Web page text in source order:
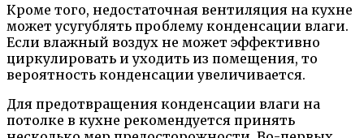
Кроме того, недостаточная вентиляция на кухне
может усугублять проблему конденсации влаги.
Если влажный воздух не может эффективно
циркулировать и уходить из помещения, то
вероятность конденсации увеличивается.
Для предотвращения конденсации влаги на
потолке в кухне рекомендуется принять